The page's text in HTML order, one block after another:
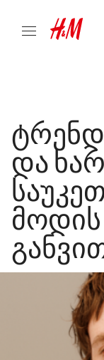
და